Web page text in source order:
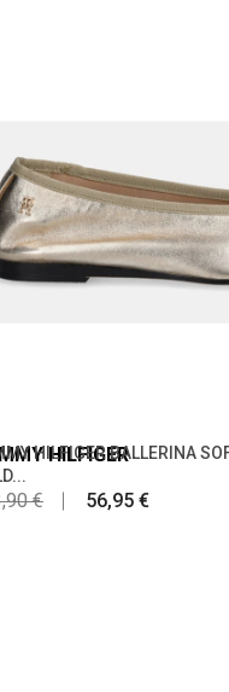
HILFIGER
HILFIGER BALLERINA
€ 56,95 €